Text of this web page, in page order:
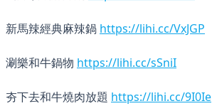
新馬辣經典麻辣鍋 https://lihi.cc/VxJGP
涮樂和牛鍋物 https://lihi.cc/sSniI
夯下去和牛燒肉放題 https://lihi.cc/9I0Ie